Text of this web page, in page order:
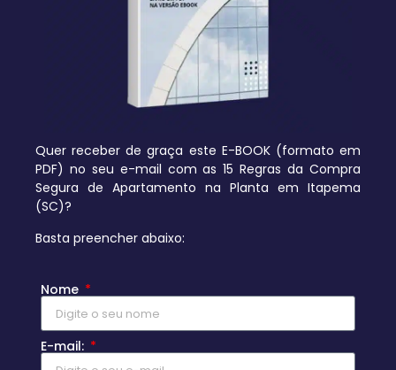
Quer receber de graça este E-BOOK (formato em
PDF) no seu e-mail com as 15 Regras da Compra
Segura de Apartamento na Planta em Itapema
(SC)?
Basta preencher abaixo:
Nome
E-mail: